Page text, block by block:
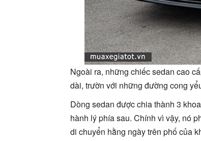
Ngoài ra, những chiếc sedan cao
dài, trườn với những đường cong
Dòng sedan được chia thành 3
hành lý phía sau. Chính vì vậy, nó
di chuyển hằng ngày trên phố của